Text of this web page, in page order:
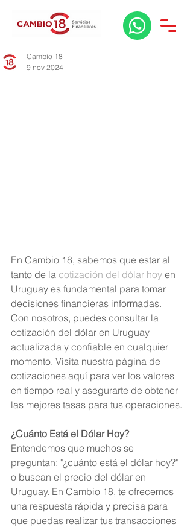
Cambio 18
9 nov 2024
En Cambio 18, sabemos que estar al
tanto de la cotización del dólar hoy en
Uruguay es fundamental para tomar
decisiones financieras informadas.
Con nosotros, puedes consultar la
cotización del dólar en Uruguay
actualizada y confiable en cualquier
momento. Visita nuestra página de
cotizaciones aquí para ver los valores
en tiempo real y asegurarte de obtener
las mejores tasas para tus operaciones.
¿Cuánto Está el Dólar Hoy?
Entendemos que muchos se
preguntan: "¿cuánto está el dólar hoy?"
o buscan el precio del dólar en
Uruguay. En Cambio 18, te ofrecemos
una respuesta rápida y precisa para
que puedas realizar tus transacciones